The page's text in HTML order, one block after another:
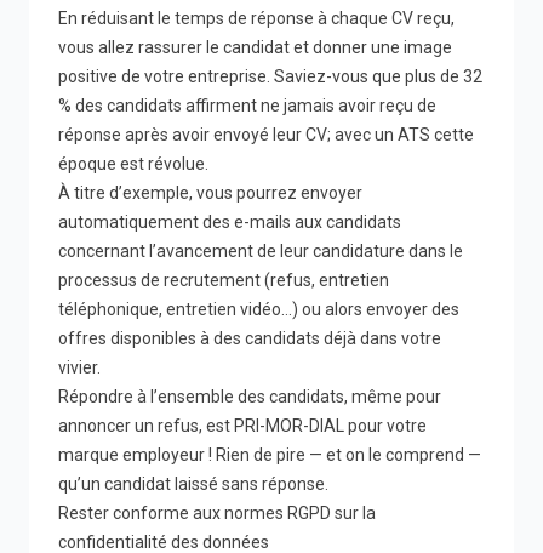
En réduisant le temps de réponse à chaque CV reçu,
vous allez rassurer le candidat et donner une image
positive de votre entreprise. Saviez-vous que plus de 32
% des candidats affirment ne jamais avoir reçu de
réponse après avoir envoyé leur CV; avec un ATS cette
époque est révolue.
À titre d’exemple, vous pourrez envoyer
automatiquement des e-mails aux candidats
concernant l’avancement de leur candidature dans le
processus de recrutement (refus, entretien
téléphonique, entretien vidéo…) ou alors envoyer des
offres disponibles à des candidats déjà dans votre
vivier.
Répondre à l’ensemble des candidats, même pour
annoncer un refus, est PRI-MOR-DIAL pour votre
marque employeur ! Rien de pire — et on le comprend —
qu’un candidat laissé sans réponse.
Rester conforme aux normes RGPD sur la
confidentialité des données